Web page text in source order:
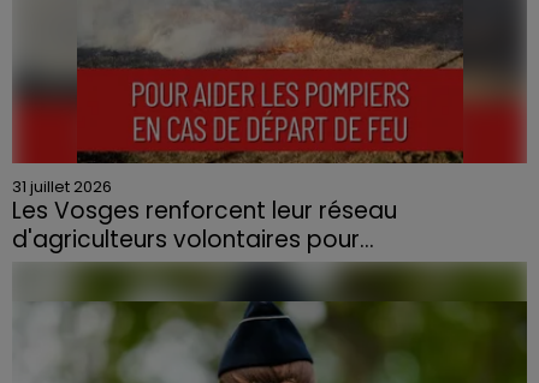
31 juillet 2026
Les Vosges renforcent leur réseau
d'agriculteurs volontaires pour...
Face à la sécheresse et aux risques de départs de feu,
la Chambre d'agriculture des Vosges a lancé un appel
aux agriculteurs volontaires pour venir en aide...